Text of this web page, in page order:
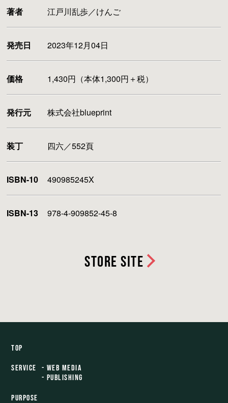
著者 江戸川乱歩／けんご
発売日 2023年12月04日
価格 1,430円（本体1,300円＋税）
発行元 株式会社blueprint
装丁 四六／552頁
ISBN-10 490985245X
ISBN-13 978-4-909852-45-8
STORE SITE
TOP
SERVICE
- WEB MEDIA
- PUBLISHING
PURPOSE